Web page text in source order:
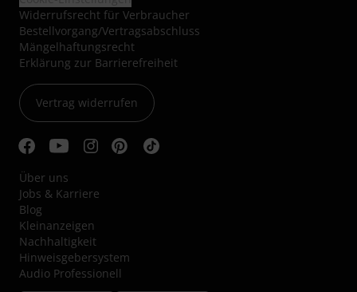
Widerrufsrecht für Verbraucher
Bestellvorgang/Vertragsabschluss
Mängelhaftungsrecht
Erklärung zur Barrierefreiheit
Vertrag widerrufen
Über uns
Jobs & Karriere
Blog
Kleinanzeigen
Nachhaltigkeit
Hinweisgebersystem
Audio Professionell